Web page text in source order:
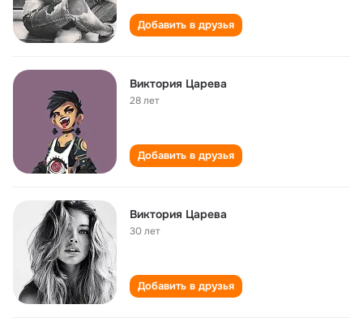
Добавить в друзья
Виктория Царева
28 лет
Добавить в друзья
Виктория Царева
30 лет
Добавить в друзья